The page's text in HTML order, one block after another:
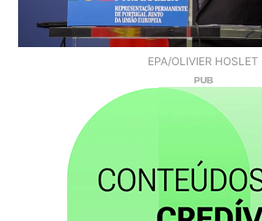
EPA/OLIVIER HOSLET